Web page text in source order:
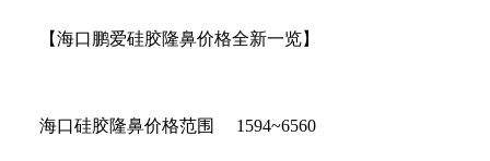
【海口鹏爱硅胶隆鼻价格全新一览】
海口硅胶隆鼻价格范围 1594~6560